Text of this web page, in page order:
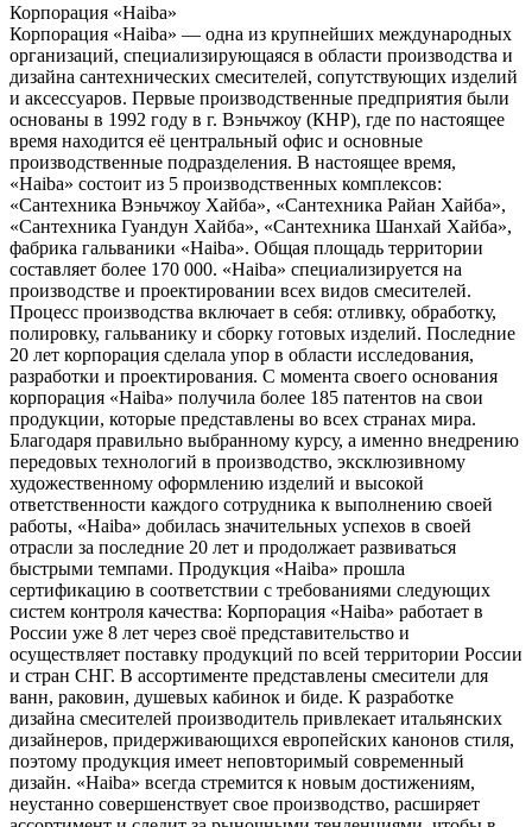
Корпорация «Haiba»
Корпорация «Haiba» — одна из крупнейших международных
организаций, специализирующаяся в области производства и
дизайна сантехнических смесителей, сопутствующих изделий
и аксессуаров. Первые производственные предприятия были
основаны в 1992 году в г. Вэньчжоу (КНР), где по настоящее
время находится её центральный офис и основные
производственные подразделения. В настоящее время,
«Haiba» состоит из 5 производственных комплексов:
«Сантехника Вэньчжоу Хайба», «Сантехника Райан Хайба»,
«Сантехника Гуандун Хайба», «Сантехника Шанхай Хайба»,
фабрика гальваники «Haiba». Общая площадь территории
составляет более 170 000. «Haiba» специализируется на
производстве и проектировании всех видов смесителей.
Процесс производства включает в себя: отливку, обработку,
полировку, гальванику и сборку готовых изделий. Последние
20 лет корпорация сделала упор в области исследования,
разработки и проектирования. С момента своего основания
корпорация «Haiba» получила более 185 патентов на свои
продукции, которые представлены во всех странах мира.
Благодаря правильно выбранному курсу, а именно внедрению
передовых технологий в производство, эксклюзивному
художественному оформлению изделий и высокой
ответственности каждого сотрудника к выполнению своей
работы, «Haiba» добилась значительных успехов в своей
отрасли за последние 20 лет и продолжает развиваться
быстрыми темпами. Продукция «Haiba» прошла
сертификацию в соответствии с требованиями следующих
систем контроля качества: Корпорация «Haiba» работает в
России уже 8 лет через своё представительство и
осуществляет поставку продукций по всей территории России
и стран СНГ. В ассортименте представлены смесители для
ванн, раковин, душевых кабинок и биде. К разработке
дизайна смесителей производитель привлекает итальянских
дизайнеров, придерживающихся европейских канонов стиля,
поэтому продукция имеет неповторимый современный
дизайн. «Haiba» всегда стремится к новым достижениям,
неустанно совершенствует свое производство, расширяет